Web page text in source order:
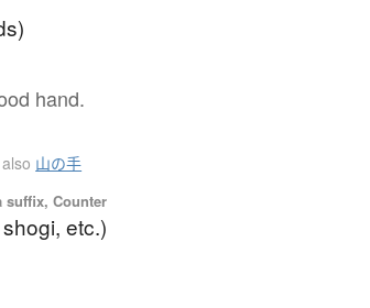
hand.
山の手
suffix, Counter
etc.)